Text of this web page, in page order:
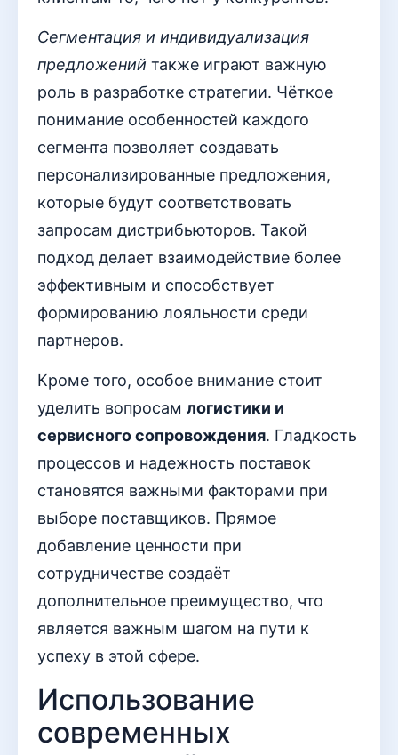
Сегментация и индивидуализация
предложений также играют важную
роль в разработке стратегии. Чёткое
понимание особенностей каждого
сегмента позволяет создавать
персонализированные предложения,
которые будут соответствовать
запросам дистрибьюторов. Такой
подход делает взаимодействие более
эффективным и способствует
формированию лояльности среди
партнеров.
Кроме того, особое внимание стоит
уделить вопросам логистики и
сервисного сопровождения. Гладкость
процессов и надежность поставок
становятся важными факторами при
выборе поставщиков. Прямое
добавление ценности при
сотрудничестве создаёт
дополнительное преимущество, что
является важным шагом на пути к
успеху в этой сфере.
Использование
современных